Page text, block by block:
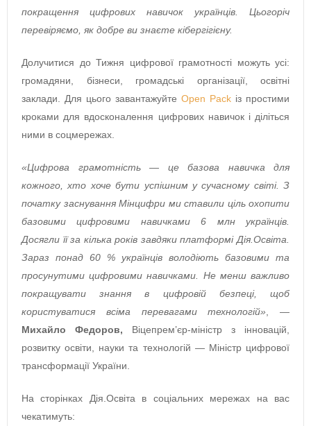
покращення цифрових навичок українців. Цьогоріч
перевіряємо, як добре ви знаєте кібергігієну.
Долучитися до Тижня цифрової грамотності можуть усі:
громадяни, бізнеси, громадські організації, освітні
заклади. Для цього завантажуйте Open Pack із простими
кроками для вдосконалення цифрових навичок і діліться
ними в соцмережах.
«Цифрова грамотність — це базова навичка для
кожного, хто хоче бути успішним у сучасному світі. З
початку заснування Мінцифри ми ставили ціль охопити
базовими цифровими навичками 6 млн українців.
Досягли її за кілька років завдяки платформі Дія.Освіта.
Зараз понад 60 % українців володіють базовими та
просунутими цифровими навичками. Не менш важливо
покращувати знання в цифровій безпеці, щоб
користуватися всіма перевагами технологій» , —
Михайло Федоров, Віцепрем’єр-міністр з інновацій,
розвитку освіти, науки та технологій — Міністр цифрової
трансформації України.
На сторінках Дія.Освіта в соціальних мережах на вас
чекатимуть: